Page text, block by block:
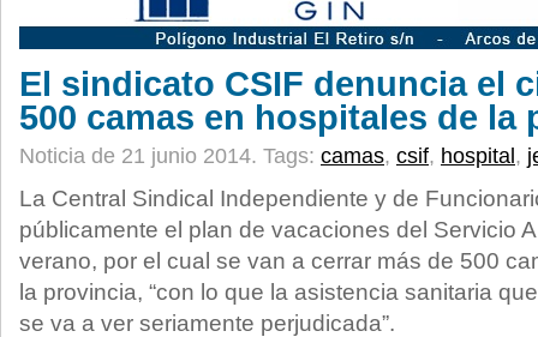
El sindicato CSIF denuncia el
500 camas en hospitales de la
Noticia de 21 junio 2014. Tags: camas, csif, hospital ,
La Central Sindical Independiente y de
públicamente el plan de vacaciones del Servicio
verano, por el cual se van a cerrar más de 500
la provincia, “con lo que la asistencia sanitaria
se va a ver seriamente perjudicada”.